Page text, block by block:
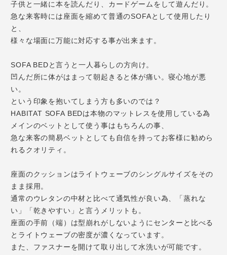
子供と一緒に本を読んだり、カードゲームをして遊んだり。
急な来客時には座面を縮めて普通のSOFAとして使用したり
と、
様々な場面に万能に対応する事が出来ます。
SOFA BEDと言うと一人暮らしの方向け。
凹んだ所に体がはまって朝起きると体が痛い。寝心地が悪
い。
という印象を抱いてしまう方も多いのでは？
HABITAT SOFA BEDは本物のマットレスを使用している為
メインのベットとして使う事はもちろんの事、
急な来客の簡易ベットとしても自信を持ってお客様に勧めら
れるクオリティ。
座面のクッションはライトウェーブのシングルサイズをその
まま採用。
通常のウレタンの中材と比べて通気性が良い為、「蒸れな
い」「乾きやすい」と言うメリットも。
座面の手前（端）は型崩れがしないようにセンターと比べる
とライトウェーブの密度が濃くなっています。
また、ファスナーを開けて取り出して水洗いが可能です。